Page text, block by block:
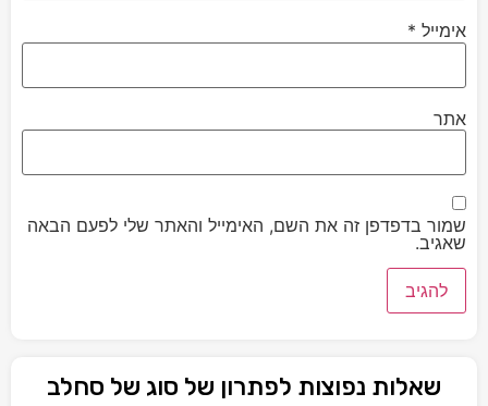
אימייל *
אתר
שמור בדפדפן זה את השם, האימייל והאתר שלי לפעם הבאה
שאגיב.
שאלות נפוצות לפתרון של סוג של סחלב